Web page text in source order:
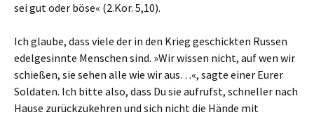
sei gut oder böse« (2.Kor. 5,10).
Ich glaube, dass viele der in den Krieg geschickten Russen
edelgesinnte Menschen sind. »Wir wissen nicht, auf wen wir
schießen, sie sehen alle wie wir aus…«, sagte einer Eurer
Soldaten. Ich bitte also, dass Du sie aufrufst, schneller nach
Hause zurückzukehren und sich nicht die Hände mit